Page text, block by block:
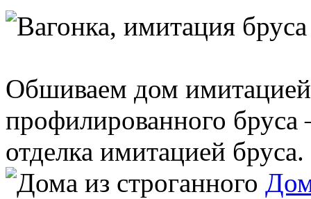
Обшиваем дом
профилированного бруса
отделка имитацией